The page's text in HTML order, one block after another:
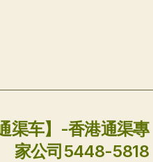
渠车】-香港通渠專
家公司5448-5818